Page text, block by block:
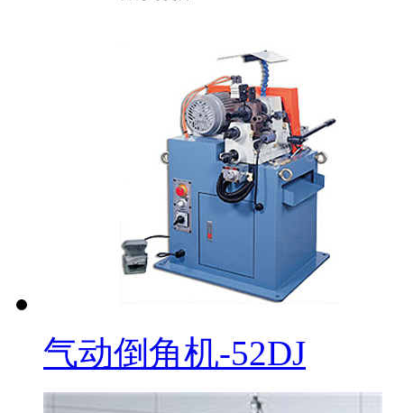
气动倒角机-52DJ